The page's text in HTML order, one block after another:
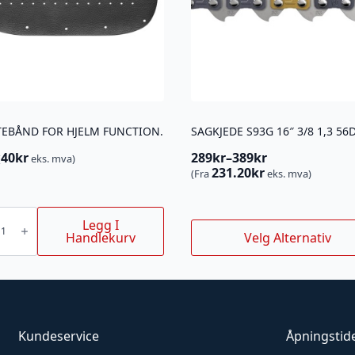
FOR HJELM FUNCTION.
40kreks. mva)
Legg I
Handlekurv
SAGKJEDE S93G 16″ 3/8 1,3
289kr–389kr
Prisområde:
389kr
(Fra231.20kreks. mva)
Velg Alternativ
Dette
produktet
flere
Kundeservice